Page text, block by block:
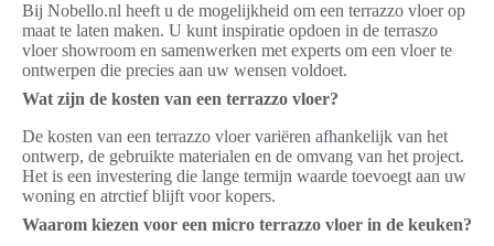
Bij Nobello.nl heeft u de mogelijkheid om een terrazzo vloer op
maat te laten maken. U kunt inspiratie opdoen in de terraszo
vloer showroom en samenwerken met experts om een vloer te
ontwerpen die precies aan uw wensen voldoet.
Wat zijn de kosten van een terrazzo vloer?
De kosten van een terrazzo vloer variëren afhankelijk van het
ontwerp, de gebruikte materialen en de omvang van het project.
Het is een investering die lange termijn waarde toevoegt aan uw
woning en atrctief blijft voor kopers.
Waarom kiezen voor een micro terrazzo vloer in de keuken?